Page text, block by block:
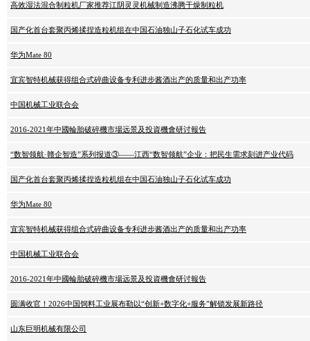
高效湿法混合制粒机厂家推荐江阴灵灵机械制造沸腾干燥制粒机
国产化首台套聚丙烯揉捏造粒机组在中国石油独山子石化试车成功
华为Mate 80
宜宾智特机械获得组合式碎曲设备专利进步酱酒出产的质量和出产功率
中国机械工业联合会
2016-2021年中國輪胎破碎機市場远景及投資機會研讨報告
“数智领航·赣企智造”系列报道③——江西“数智领航”企业：把民生需求刻进产业代码
国产化首台套聚丙烯揉捏造粒机组在中国石油独山子石化试车成功
华为Mate 80
宜宾智特机械获得组合式碎曲设备专利进步酱酒出产的质量和出产功率
中国机械工业联合会
2016-2021年中國輪胎破碎機市場远景及投資機會研讨報告
圆满收官！2026中国饲料工业展布勒以“创新+数字化+服务”解锁发展新路径
山东巨明机械有限公司